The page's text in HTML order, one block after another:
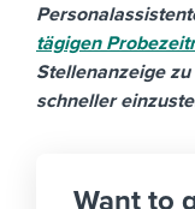
tägigen
Stellenanzeige
schneller
Want to